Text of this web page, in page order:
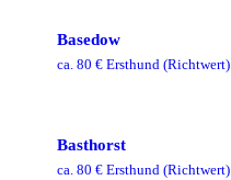
Basedow
ca. 80 € Ersthund (Richtwert)
Basthorst
ca. 80 € Ersthund (Richtwert)